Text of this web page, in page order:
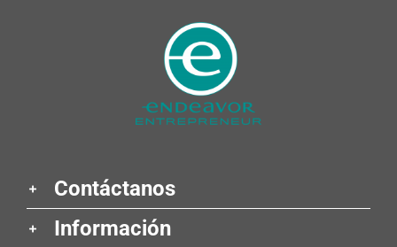
Contáctanos
Información